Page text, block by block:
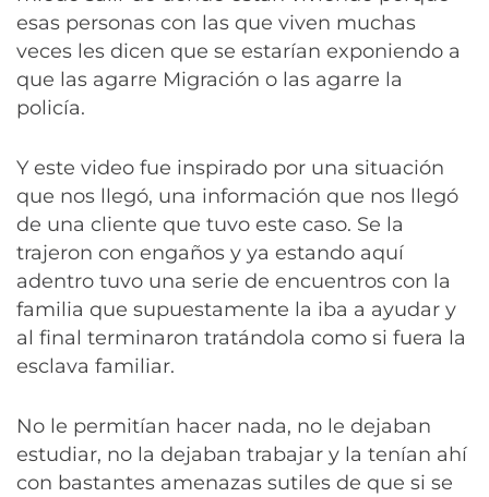
esas personas con las que viven muchas
veces les dicen que se estarían exponiendo a
que las agarre Migración o las agarre la
policía.
Y este video fue inspirado por una situación
que nos llegó, una información que nos llegó
de una cliente que tuvo este caso. Se la
trajeron con engaños y ya estando aquí
adentro tuvo una serie de encuentros con la
familia que supuestamente la iba a ayudar y
al final terminaron tratándola como si fuera la
esclava familiar.
No le permitían hacer nada, no le dejaban
estudiar, no la dejaban trabajar y la tenían ahí
con bastantes amenazas sutiles de que si se